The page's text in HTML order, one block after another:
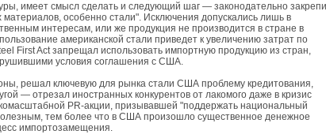
имеет смысл сделать и следующий шаг — законодательно
особенно стали". Исключения допускались лишь в
интересам, или же продукция не производится в стране в
американской стали приведет к увеличению затрат по
First Act запрещал использовать импортную продукцию из стран,
условия соглашения с США.
решал ключевую для рынка стали США проблему кредитования,
— отрезал иностранных конкурентов от лакомого даже в кризис
PR-акции, призывавшей "поддержать национальный
тем более что в США произошло существенное денежное
импортозамещения.